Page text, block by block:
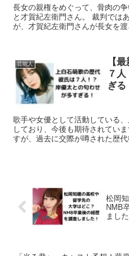
長女の親権をめぐって、骨肉の
と才賀紀左衛門さん。 裁判では
が、才賀紀左衛門さんが長女を
す。 そんな中、今度はあびる優
芸能人
【
７
ぎる
歌手や女優として活動している
しており、今後も期待されてい
すが、過去に交際が噂された歴
は、上白石萌歌さんの歴代彼氏
松岡
NMB
ました